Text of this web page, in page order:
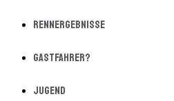
Rennergebnisse
Gastfahrer?
Jugend